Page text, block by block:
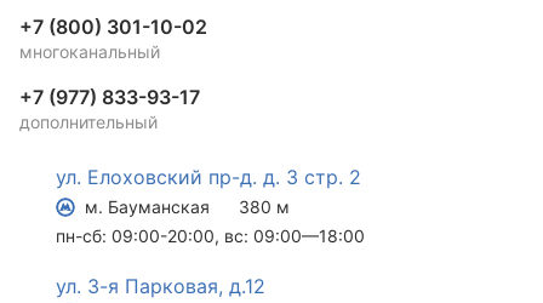
+7 (800) 301-10-02
многоканальный
+7 (977) 833-93-17
дополнительный
ул. Елоховский пр-д. д. 3 стр. 2
м. Бауманская
380 м
пн-сб: 09:00-20:00, вс: 09:00—18:00
ул. 3-я Парковая, д.12